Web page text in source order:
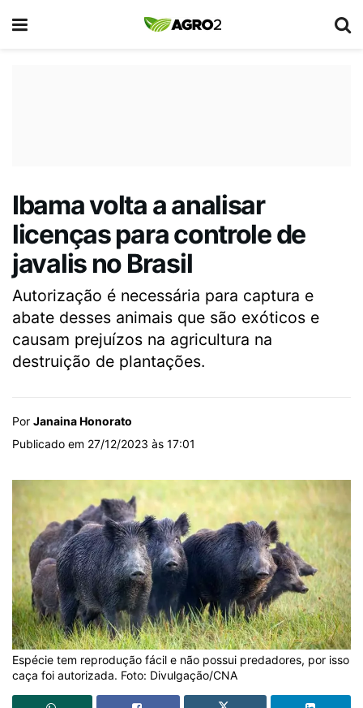
Ibama volta a analisar
licenças para controle de
javalis no Brasil
Autorização é necessária para captura e
abate desses animais que são exóticos e
causam prejuízos na agricultura na
destruição de plantações.
Por Janaina Honorato
Publicado em 27/12/2023 às 17:01
Espécie tem reprodução fácil e não possui predadores, por isso
caça foi autorizada. Foto: Divulgação/CNA